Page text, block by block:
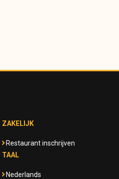
ZAKELIJK
Restaurant inschrijven
TAAL
Nederlands